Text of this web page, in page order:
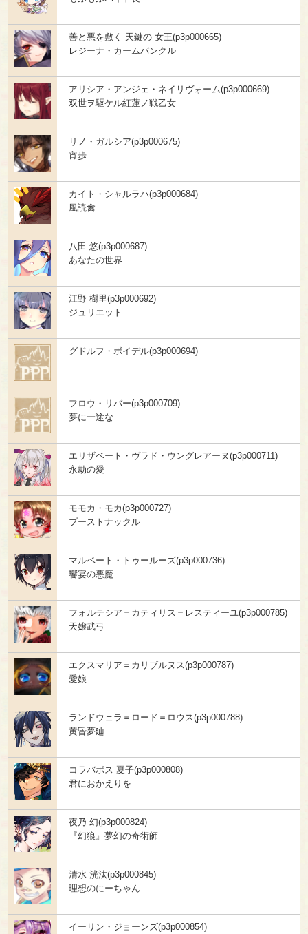
善と悪を敷く 天鍵の 女王(p3p000665)
レジーナ・カームバンクル
アリシア・アンジェ・ネイリヴォーム(p3p000669)
双世ヲ駆ケル紅蓮ノ戦乙女
リノ・ガルシア(p3p000675)
宵歩
カイト・シャルラハ(p3p000684)
風読禽
八田 悠(p3p000687)
あなたの世界
江野 樹里(p3p000692)
ジュリエット
グドルフ・ボイデル(p3p000694)
フロウ・リバー(p3p000709)
夢に一途な
エリザベート・ヴラド・ウングレアーヌ(p3p000711)
永劫の愛
モモカ・モカ(p3p000727)
ブーストナックル
マルベート・トゥールーズ(p3p000736)
饗宴の悪魔
フォルテシア＝カティリス＝レスティーユ(p3p000785)
天嬢武弓
エクスマリア＝カリブルヌス(p3p000787)
愛娘
ランドウェラ＝ロード＝ロウス(p3p000788)
黄昏夢廸
コラバポス 夏子(p3p000808)
君におかえりを
夜乃 幻(p3p000824)
『幻狼』夢幻の奇術師
清水 洸汰(p3p000845)
理想のにーちゃん
イーリン・ジョーンズ(p3p000854)